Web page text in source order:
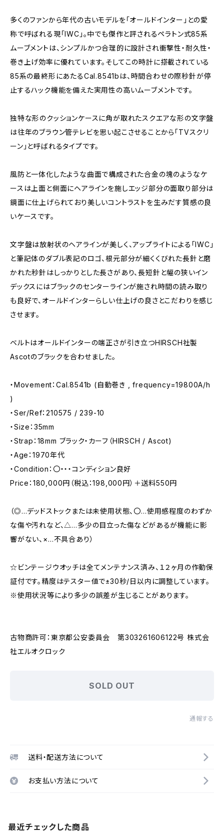
多くのファンから年代の古いモデルを「オールドインター」との愛
称で呼ばれる現「IWC」。中でも傑作と評されるペラトン式85系
ムーブメントは、シンプルかつ合理的に設計され衝撃性・耐久性・
巻き上げ効率に優れています。そしてこの時計に搭載されている
85系の最終形にあたるCal.8541bは、時間合わせの際秒針が停
止するハック機能を備えた実用性の高いムーブメントです。
独特な形のクッションケースに角が取れたスクエアな形の文字盤
は往年のブラウン管テレビを思い起こさせることから「TVスクリ
ーン」と呼ばれるタイプです。
風防と一体化したような曲面で構成された合金の塊のようなケ
ースは上面と側面にヘアラインを施しエッジ部分の面取り部分は
鏡面に仕上げられており美しいコントラストを生みだす質感の良
いケースです。
文字盤は放射状のヘアラインが美しく、アップライトによる「IWC」
と筆記体のダブル表記のロゴ、根元部分が細くくびれた長針と磨
かれた秒針はしっかりとした長さがあり、長短針と幅の狭いイン
デックスにはブラックのセンターラインが施され時間の読み取り
も良好で、オールドインターらしい仕上げの良さとこだわりを感じ
させます。
ベルトはオールドインターの端正さが引き立つHIRSCH社製
Ascotのブラックを合わせました。
・Movement：Cal.8541b (自動巻き , frequency=19800A/h
)
・Ser/Ref：210575 / 239-10
・Size：35mm
・Strap：18mm ブラック・カーフ（HIRSCH / Ascot)
・Age：1970年代
・Condition：〇・・・コンディション良好
Price：180,000円（税込：198,000円）＋送料550円
（◎…デッドストックまたは未使用状態、〇…使用感程度のわずか
な傷や汚れなど、△…多少の目立った傷などがあるが機能に影
響がない、×…不具合あり）
☆ビンテージウオッチは全てメンテナンス済み、１２ヶ月の作動保
証付です。精度はテスター値で±30秒/日以内に調整しています。
※使用状況等により多少の誤差が生じることがあります。
古物商許可：東京都公安委員会 第303261606122号 株式会
社エルオクロック
SOLD OUT
通報する
送料・配送方法について
お支払い方法について
最近チェックした商品